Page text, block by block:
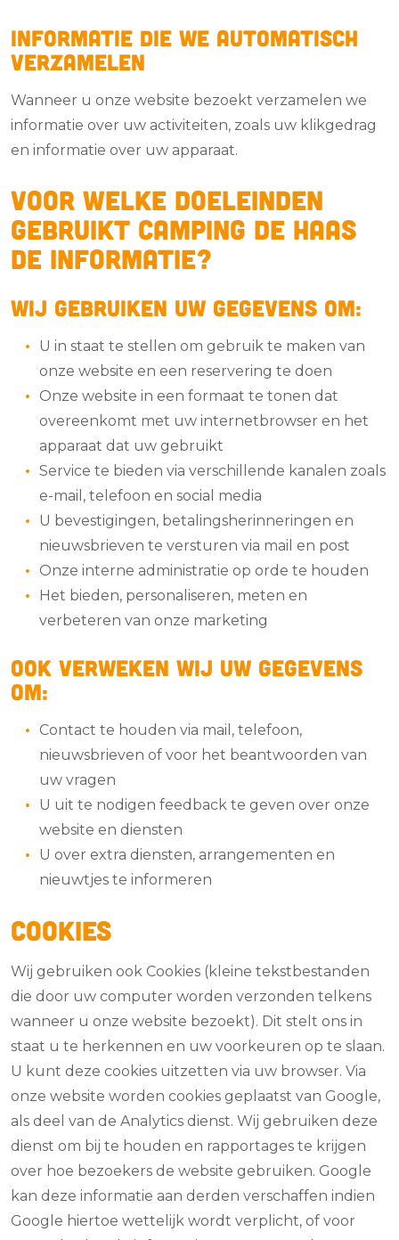
Informatie die we automatisch
verzamelen
Wanneer u onze website bezoekt verzamelen we
informatie over uw activiteiten, zoals uw klikgedrag
en informatie over uw apparaat.
Voor welke doeleinden
gebruikt Camping de Haas
de informatie?
Wij gebruiken uw gegevens om:
U in staat te stellen om gebruik te maken van
onze website en een reservering te doen
Onze website in een formaat te tonen dat
overeenkomt met uw internetbrowser en het
apparaat dat uw gebruikt
Service te bieden via verschillende kanalen zoals
e-mail, telefoon en social media
U bevestigingen, betalingsherinneringen en
nieuwsbrieven te versturen via mail en post
Onze interne administratie op orde te houden
Het bieden, personaliseren, meten en
verbeteren van onze marketing
Ook verweken wij uw gegevens
om:
Contact te houden via mail, telefoon,
nieuwsbrieven of voor het beantwoorden van
uw vragen
U uit te nodigen feedback te geven over onze
website en diensten
U over extra diensten, arrangementen en
nieuwtjes te informeren
Cookies
Wij gebruiken ook Cookies (kleine tekstbestanden
die door uw computer worden verzonden telkens
wanneer u onze website bezoekt). Dit stelt ons in
staat u te herkennen en uw voorkeuren op te slaan.
U kunt deze cookies uitzetten via uw browser. Via
onze website worden cookies geplaatst van Google,
als deel van de Analytics dienst. Wij gebruiken deze
dienst om bij te houden en rapportages te krijgen
over hoe bezoekers de website gebruiken. Google
kan deze informatie aan derden verschaffen indien
Google hiertoe wettelijk wordt verplicht, of voor